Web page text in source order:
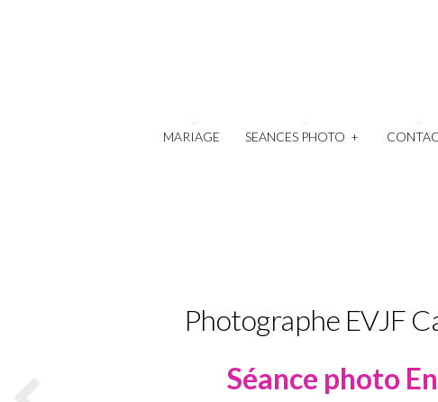
MARIAGE SEANCES PHOTO +
Photographe EVJF
Séance photo